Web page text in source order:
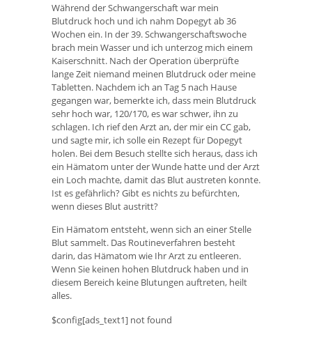
Während der Schwangerschaft war mein
Blutdruck hoch und ich nahm Dopegyt ab 36
Wochen ein. In der 39. Schwangerschaftswoche
brach mein Wasser und ich unterzog mich einem
Kaiserschnitt. Nach der Operation überprüfte
lange Zeit niemand meinen Blutdruck oder meine
Tabletten. Nachdem ich an Tag 5 nach Hause
gegangen war, bemerkte ich, dass mein Blutdruck
sehr hoch war, 120/170, es war schwer, ihn zu
schlagen. Ich rief den Arzt an, der mir ein CC gab,
und sagte mir, ich solle ein Rezept für Dopegyt
holen. Bei dem Besuch stellte sich heraus, dass ich
ein Hämatom unter der Wunde hatte und der Arzt
ein Loch machte, damit das Blut austreten konnte.
Ist es gefährlich? Gibt es nichts zu befürchten,
wenn dieses Blut austritt?
Ein Hämatom entsteht, wenn sich an einer Stelle
Blut sammelt. Das Routineverfahren besteht
darin, das Hämatom wie Ihr Arzt zu entleeren.
Wenn Sie keinen hohen Blutdruck haben und in
diesem Bereich keine Blutungen auftreten, heilt
alles.
$config[ads_text1] not found